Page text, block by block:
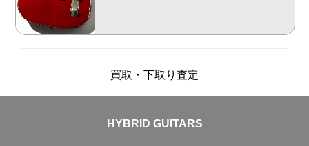
買取・下取り査定
HYBRID GUITARS